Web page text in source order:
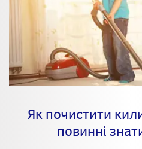
Як почистити
повинні